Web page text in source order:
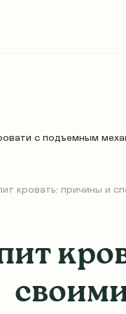
с подъемным
матрасы
кровать: причины и